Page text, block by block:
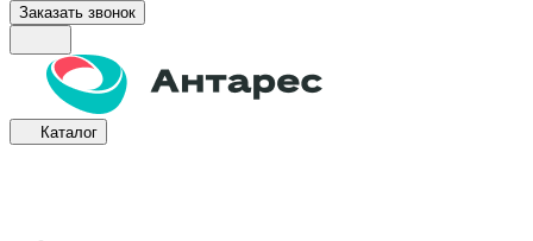
Заказать звонок
Каталог